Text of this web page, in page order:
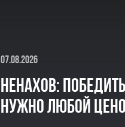
07.08.2026
НЕНАХОВ: ПОБЕДИТЬ
НУЖНО ЛЮБОЙ